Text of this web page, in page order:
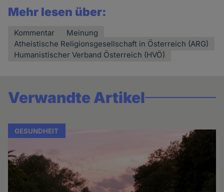
Mehr lesen über:
Kommentar
Meinung
Atheistische Religionsgesellschaft in Österreich (ARG)
Humanistischer Verband Österreich (HVÖ)
Verwandte Artikel
GESUNDHEIT